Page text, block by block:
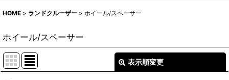
HOME > ランドクルーザー > ホイール/スペーサー
ホイール/スペーサー
表示順変更